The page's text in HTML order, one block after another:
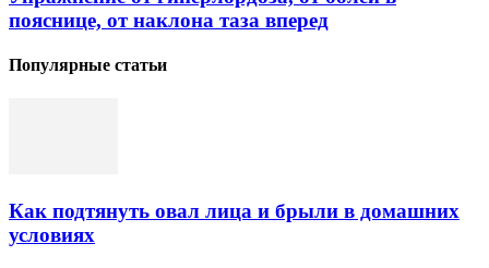
пояснице, от наклона таза вперед
Популярные статьи
Как подтянуть овал лица и брыли в домашних
условиях